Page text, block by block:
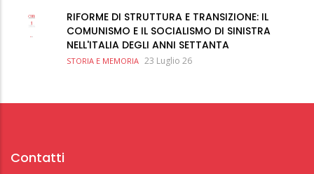
RIFORME DI STRUTTURA E TRANSIZIONE: IL
COMUNISMO E IL SOCIALISMO DI SINISTRA
NELL'ITALIA DEGLI ANNI SETTANTA
STORIA E MEMORIA 23 Luglio 26
Contatti